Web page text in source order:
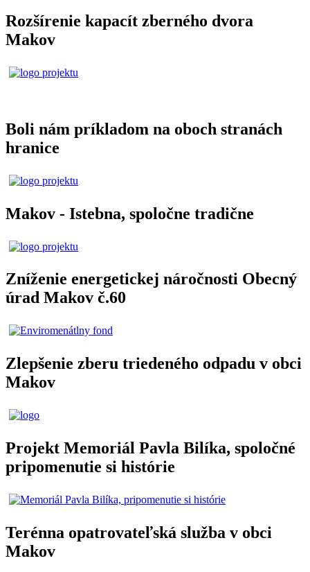
Rozšírenie kapacít zberného dvora
Makov
Boli nám príkladom na oboch stranách
hranice
Makov - Istebna, spoločne tradične
Zníženie energetickej náročnosti Obecný
úrad Makov č.60
Zlepšenie zberu triedeného odpadu v obci
Makov
Projekt Memoriál Pavla Bilíka, spoločné
pripomenutie si histórie
Terénna opatrovateľská služba v obci
Makov